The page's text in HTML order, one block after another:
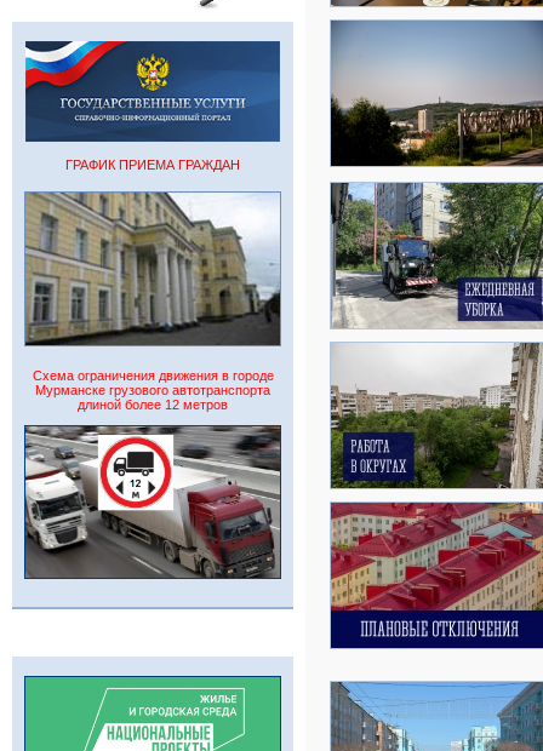
ГРАФИК ПРИЕМА ГРАЖДАН
Схема ограничения движения в городе
Мурманске грузового автотранспорта
длиной более 12 метров